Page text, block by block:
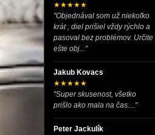
★★★★★
"Objednával som už niekoľko
krát , diel prišiel vždy rýchlo a
pasoval bez problémov. Určite
ešte obj..."
Jakub Kovacs
★★★★★
"Super skusenost, všetko
prišlo ako mala na čas...."
Peter Jackulík